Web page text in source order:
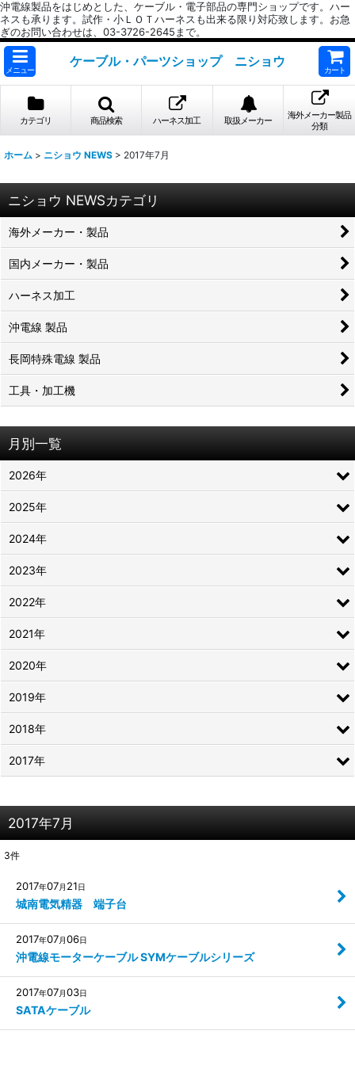
沖電線製品をはじめとした、ケーブル・電子部品の専門ショップです。ハー
ネスも承ります。試作・小ＬＯＴハーネスも出来る限り対応致します。お急
ぎのお問い合わせは、03-3726-2645まで。
メニュー
ケーブル・パーツショップ ニショウ
カート
カテゴリ 商品検索 ハーネス加工 取扱メーカー
海外メーカー製品
分類
ホーム > ニショウ NEWS > 2017年7月
2017年7月
3件
2017年07月 21日
城南電気精器 端子台
2017年07月06日
沖電線モーターケーブル SYMケーブルシリーズ
2017年07月03日
SATAケーブル
ニショウ NEWSカテゴリ
海外メーカー・製品
国内メーカー・製品
ハーネス加工
沖電線 製品
長岡特殊電線 製品
工具・加工機
月別一覧
2026年
2025年
2024年
2023年
2022年
2021年
2020年
2019年
2018年
2017年